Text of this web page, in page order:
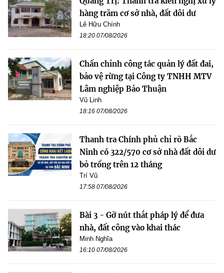
hàng trăm cơ sở nhà, đất dôi dư
Lê Hữu Chính
18:20 07/08/2026
Chấn chỉnh công tác quản lý đất đai,
bảo vệ rừng tại Công ty TNHH MTV
Lâm nghiệp Bảo Thuận
Vũ Linh
18:16 07/08/2026
Thanh tra Chính phủ chỉ rõ Bắc
Ninh có 322/570 cơ sở nhà đất dôi dư
bỏ trống trên 12 tháng
Trí Vũ
17:58 07/08/2026
Bài 3 - Gỡ nút thắt pháp lý để đưa
nhà, đất công vào khai thác
Minh Nghĩa
16:10 07/08/2026